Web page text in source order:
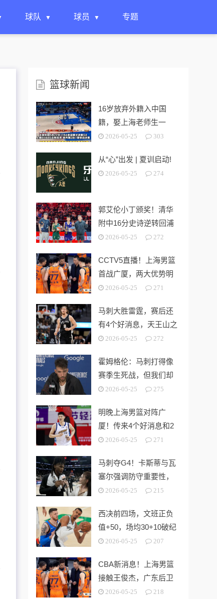
球队 球员 专题
篮球新闻
16岁放弃外籍入中国
籍，娶上海老师生一
女，24岁帮上海男篮进
2026-05-25 303
从“心”出发 | 夏训启动!
2026-05-25 274
郭艾伦小丁颁奖！清华
附中16分史诗逆转回浦
中学 时隔5年夺第15冠
2026-05-25 272
CCTV5直播！上海男篮
首战广厦，两大优势明
显，孙铭徽带伤出战！
2026-05-25 271
马刺大胜雷霆，赛后还
有4个好消息，天王山之
战奥利尼克要来了
2026-05-25 272
霍姆格伦：马刺打得像
赛季生死战，但我们却
没找到赢球的办法
2026-05-25 275
明晚上海男篮对阵广
厦！传来4个好消息和2
个坏消息，能拿下开门
2026-05-25 271
马刺夺G4！卡斯蒂与瓦
塞尔强调防守重要性，
福克斯回应伤势！
2026-05-25 215
西决前四场，文班正负
值+50，场均30+10破纪
录，可亚历山大呢？
2026-05-25 207
CBA新消息！上海男篮
接触王俊杰，广东后卫
加盟福建 山西续约潘江
2026-05-25 218